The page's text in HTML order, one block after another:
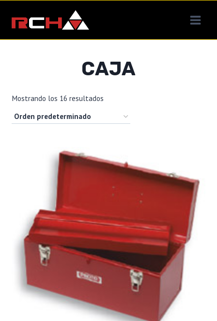
contenido
CAJA
Mostrando los 16 resultados